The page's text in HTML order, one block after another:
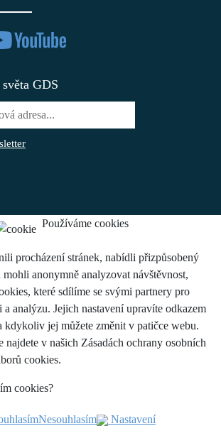
GDS
Používáme cookies
procházení stránek, nabídli přizpůsobený
mohli anonymně analyzovat návštěvnost,
které sdílíme se svými partnery pro
analýzu. Jejich nastavení upravíte odkazem
kdykoliv jej můžete změnit v patičce webu.
najdete v našich Zásadách ochrany osobních
cookies.
cookies?
Nesouhlasím Nastavení